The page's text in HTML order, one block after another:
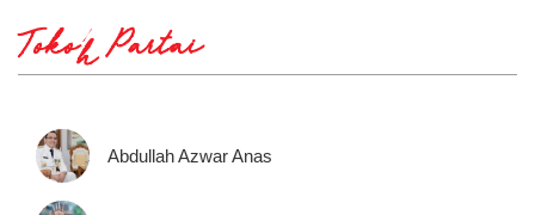
Tokoh Partai
Abdullah Azwar Anas